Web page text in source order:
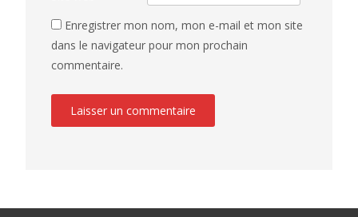
Enregistrer mon nom, mon e-mail et mon site
dans le navigateur pour mon prochain
commentaire.